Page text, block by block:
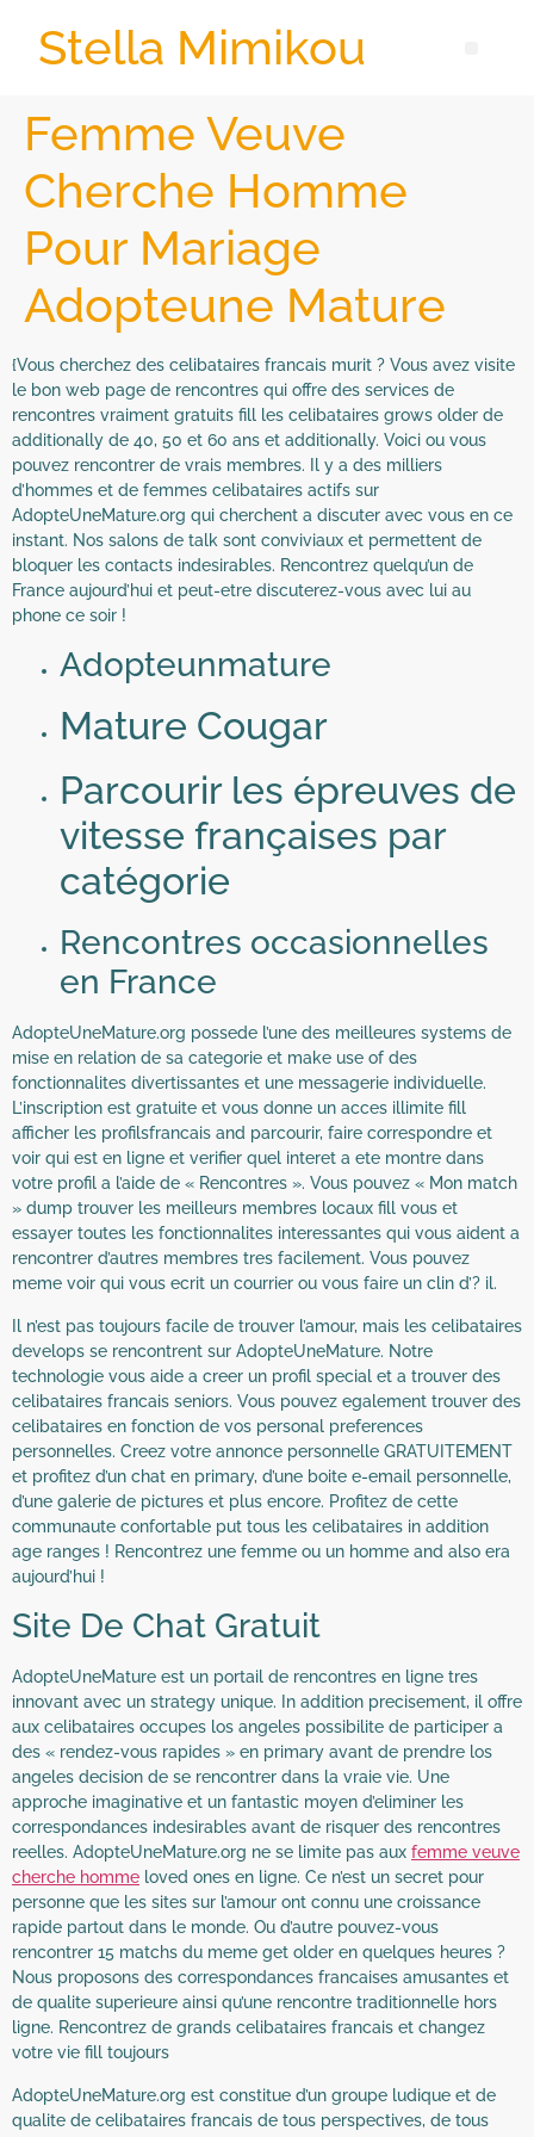
Stella Mimikou
Femme Veuve
Cherche Homme
Pour Mariage
Adopteune Mature
{Vous cherchez des celibataires francais murit ? Vous avez visite
le bon web page de rencontres qui offre des services de
rencontres vraiment gratuits fill les celibataires grows older de
additionally de 40, 50 et 60 ans et additionally. Voici ou vous
pouvez rencontrer de vrais membres. Il y a des milliers
d’hommes et de femmes celibataires actifs sur
AdopteUneMature.org qui cherchent a discuter avec vous en ce
instant. Nos salons de talk sont conviviaux et permettent de
bloquer les contacts indesirables. Rencontrez quelqu’un de
France aujourd’hui et peut-etre discuterez-vous avec lui au
phone ce soir !
Adopteunmature
Mature Cougar
Parcourir les épreuves de
vitesse françaises par
catégorie
Rencontres occasionnelles
en France
AdopteUneMature.org possede l’une des meilleures systems de
mise en relation de sa categorie et make use of des
fonctionnalites divertissantes et une messagerie individuelle.
L’inscription est gratuite et vous donne un acces illimite fill
afficher les profilsfrancais and parcourir, faire correspondre et
voir qui est en ligne et verifier quel interet a ete montre dans
votre profil a l’aide de « Rencontres ». Vous pouvez « Mon match
» dump trouver les meilleurs membres locaux fill vous et
essayer toutes les fonctionnalites interessantes qui vous aident a
rencontrer d’autres membres tres facilement. Vous pouvez
meme voir qui vous ecrit un courrier ou vous faire un clin d’? il.
Il n’est pas toujours facile de trouver l’amour, mais les celibataires
develops se rencontrent sur AdopteUneMature. Notre
technologie vous aide a creer un profil special et a trouver des
celibataires francais seniors. Vous pouvez egalement trouver des
celibataires en fonction de vos personal preferences
personnelles. Creez votre annonce personnelle GRATUITEMENT
et profitez d’un chat en primary, d’une boite e-email personnelle,
d’une galerie de pictures et plus encore. Profitez de cette
communaute confortable put tous les celibataires in addition
age ranges ! Rencontrez une femme ou un homme and also era
aujourd’hui !
Site De Chat Gratuit
AdopteUneMature est un portail de rencontres en ligne tres
innovant avec un strategy unique. In addition precisement, il offre
aux celibataires occupes los angeles possibilite de participer a
des « rendez-vous rapides » en primary avant de prendre los
angeles decision de se rencontrer dans la vraie vie. Une
approche imaginative et un fantastic moyen d’eliminer les
correspondances indesirables avant de risquer des rencontres
reelles. AdopteUneMature.org ne se limite pas aux femme veuve
cherche homme loved ones en ligne. Ce n’est un secret pour
personne que les sites sur l’amour ont connu une croissance
rapide partout dans le monde. Ou d’autre pouvez-vous
rencontrer 15 matchs du meme get older en quelques heures ?
Nous proposons des correspondances francaises amusantes et
de qualite superieure ainsi qu’une rencontre traditionnelle hors
ligne. Rencontrez de grands celibataires francais et changez
votre vie fill toujours
AdopteUneMature.org est constitue d’un groupe ludique et de
qualite de celibataires francais de tous perspectives, de tous